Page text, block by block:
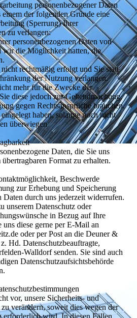
personenbezogener Daten
einem der folgenden Gründe eine
(Sperrung) Ihrer
zu verlangen:
personenbezogenen Daten von
wir die Möglichkeit hatten, die
rechtmäßig erfolgt und Sie statt
der Nutzung verlangen.
mehr für die Zwecke der
diese jedoch zur Geltendmachung,
gegen Rechtsansprüche brauchen.
haben, solange noch nicht
überwiegen
Daten, die Sie uns
Format zu erhalten.
Beschwerde
zur Erhebung und Speicherung
Daten durch uns jederzeit widerrufen.
unserem Datenschutz oder
in Bezug auf Ihre
uns diese gerne per E-Mail an
oder per Post an die Deuner &
Hd. Datenschutzbeauftragte,
Walldorf senden. Sie sind auch
Datenschutzaufsichtsbehörde
vor, unsere Sicherheits- und
verändern, soweit dies wegen der
erforderlich wird. In diesen Fällen